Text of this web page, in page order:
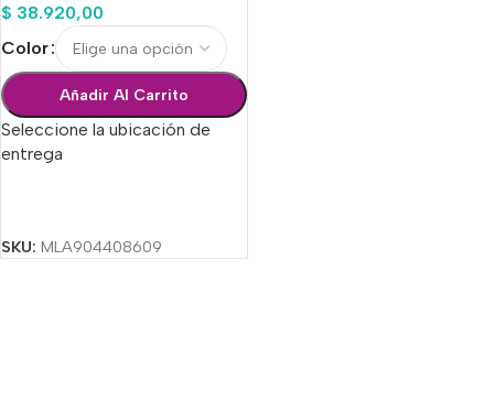
$ 38.920,00
Color
Añadir Al Carrito
Seleccione la ubicación de
entrega
SKU: MLA904408609